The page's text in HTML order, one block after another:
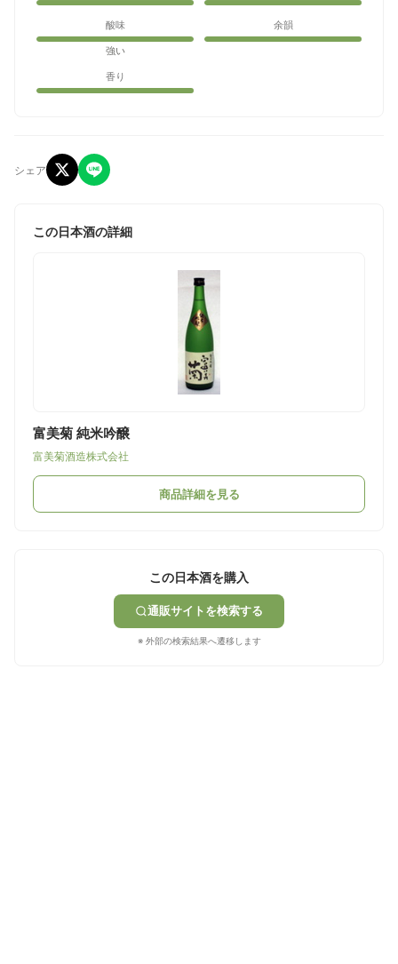
酸味
強い
余韻
香り
シェア
この日本酒の詳細
富美菊 純米吟醸
富美菊酒造株式会社
商品詳細を見る
この日本酒を購入
通販サイトを検索する
※ 外部の検索結果へ遷移します